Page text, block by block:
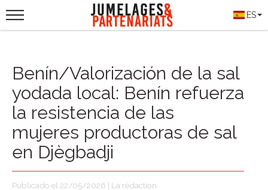
ES
Benín/Valorización de la sal
yodada local: Benín refuerza
la resistencia de las
mujeres productoras de sal
en Djègbadji
Publicado el 22/05/2026 | La rédaction